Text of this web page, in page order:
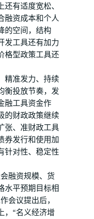
有适度宽松、
融资成本和个人
的空间，结构
发工具还有加力
格型政策工具还
精准发力、持续
衡投放节奏，发
融工具资金作
的财政政策继续
张、准财政工具
券发行和使用加
针对性、稳定性
融资规模、货
水平预期目标相
会议提出后，
，“名义经济增